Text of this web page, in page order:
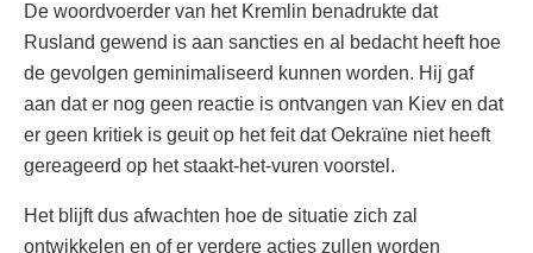
De woordvoerder van het Kremlin benadrukte dat
Rusland gewend is aan sancties en al bedacht heeft hoe
de gevolgen geminimaliseerd kunnen worden. Hij gaf
aan dat er nog geen reactie is ontvangen van Kiev en dat
er geen kritiek is geuit op het feit dat Oekraïne niet heeft
gereageerd op het staakt-het-vuren voorstel.
Het blijft dus afwachten hoe de situatie zich zal
ontwikkelen en of er verdere acties zullen worden